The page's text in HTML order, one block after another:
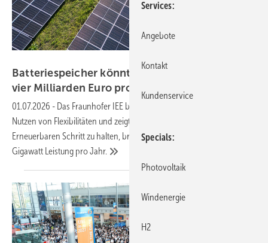
Batteriespeicher könnten im Stromsystem fast
vier Milliarden Euro pro Jahr
01.07.2026 - Das Fraunhofer IEE berechnet den volkswirtschaftlichen
Nutzen von Flexibilitäten und zeigt: Um mit dem Ausbau der
Erneuerbaren Schritt zu halten, bräuchte es einen Zubau von acht
Gigawatt Leistung proJahr.
Services
Angebote
Kontakt
Kundenservice
Specials
Photovoltaik
Windenergie
H2